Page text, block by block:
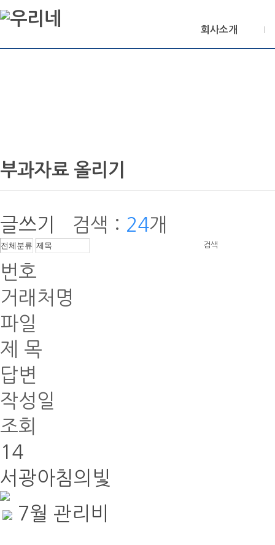
회사소개
부과자료 올리기
글쓰기 검색 : 24개
검색
번호
거래처명
파일
제 목
답변
작성일
조회
14
서광아침의빛
7월 관리비